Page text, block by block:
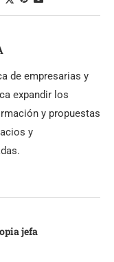
de empresarias y
expandir los
y propuestas
y
jefa